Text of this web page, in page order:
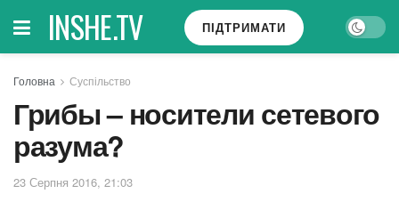
INSHE.TV ПІДТРИМАТИ
Головна Суспільство
Грибы – носители сетевого
разума?
23 Серпня 2016, 21:03